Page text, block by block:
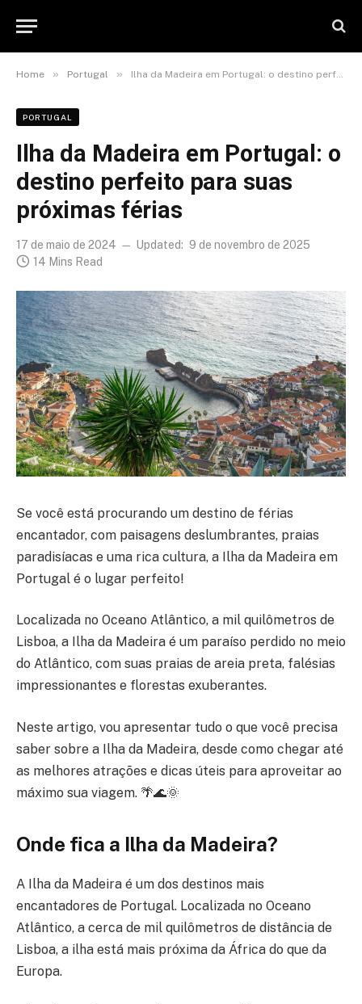
Home » Portugal » Ilha da Madeira em Portugal: o destino perfeito para suas próximas férias
PORTUGAL
Ilha da Madeira em Portugal: o
destino perfeito para suas
próximas férias
17 de maio de 2024 Updated: 9 de novembro de 2025
14 Mins Read
Se você está procurando um destino de férias
encantador, com paisagens deslumbrantes, praias
paradisíacas e uma rica cultura, a Ilha da Madeira em
Portugal é o lugar perfeito!
Localizada no Oceano Atlântico, a mil quilômetros de
Lisboa, a Ilha da Madeira é um paraíso perdido no meio
do Atlântico, com suas praias de areia preta, falésias
impressionantes e florestas exuberantes.
Neste artigo, vou apresentar tudo o que você precisa
saber sobre a Ilha da Madeira, desde como chegar até
as melhores atrações e dicas úteis para aproveitar ao
máximo sua viagem. 🌴🌊🌞
Onde fica a Ilha da Madeira?
A Ilha da Madeira é um dos destinos mais
encantadores de Portugal. Localizada no Oceano
Atlântico, a cerca de mil quilômetros de distância de
Lisboa, a ilha está mais próxima da África do que da
Europa.